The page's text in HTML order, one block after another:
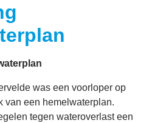
was een voorloper op
van een hemelwaterplan.
tegen wateroverlast een